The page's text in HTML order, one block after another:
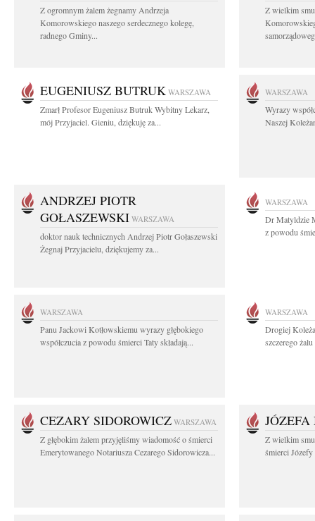
Z ogromnym żalem żegnamy Andrzeja
Komorowskiego naszego serdecznego kolegę,
radnego Gminy...
Z wielkim
EUGENIUSZ BUTRUK WARSZAWA
Zmarł Profesor Eugeniusz Butruk Wybitny Lekarz,
mój Przyjaciel. Gieniu, dziękuję za...
WARSZAWA
Wyrazy
Naszej
ANDRZEJ PIOTR
GOŁASZEWSKI WARSZAWA
doktor nauk technicznych Andrzej Piotr Gołaszewski
Żegnaj Przyjacielu, dziękujemy za...
WARSZAWA
Dr Matyldzie
z powodu
WARSZAWA
Panu Jackowi Kotłowskiemu wyrazy głębokiego
współczucia z powodu śmierci Taty składają...
WARSZAWA
Drogiej
szczerego
CEZARY SIDOROWICZ WARSZAWA
Z głębokim żalem przyjęliśmy wiadomość o śmierci
Emerytowanego Notariusza Cezarego Sidorowicza...
Z wielkim
śmierci